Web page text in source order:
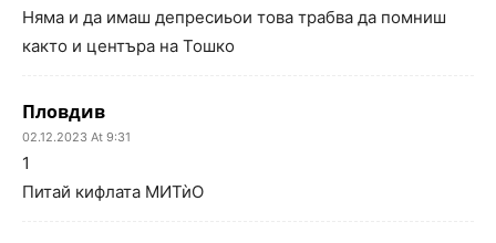
Няма и да имаш депресиьои това трабва да помниш
както и центъра на Тошко
Пловдив
02.12.2023 At 9:31
1
Питай кифлата МИТѝО